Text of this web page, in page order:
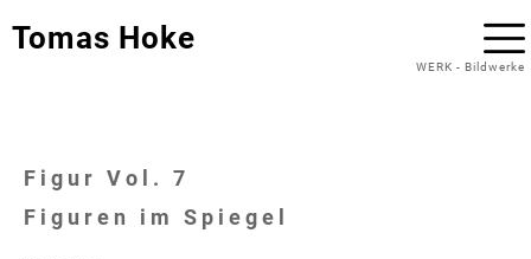
Tomas Hoke
WERK - Bildwerke
Figur Vol. 7
Figuren im Spiegel